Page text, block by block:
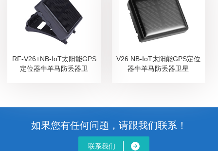
RF-V26+NB-IoT太阳能GPS
定位器牛羊马防丢器卫
V26 NB-IoT太阳能GPS定位
器牛羊马防丢器卫星
如果您有任何问题，请跟我们联系！
联系我们